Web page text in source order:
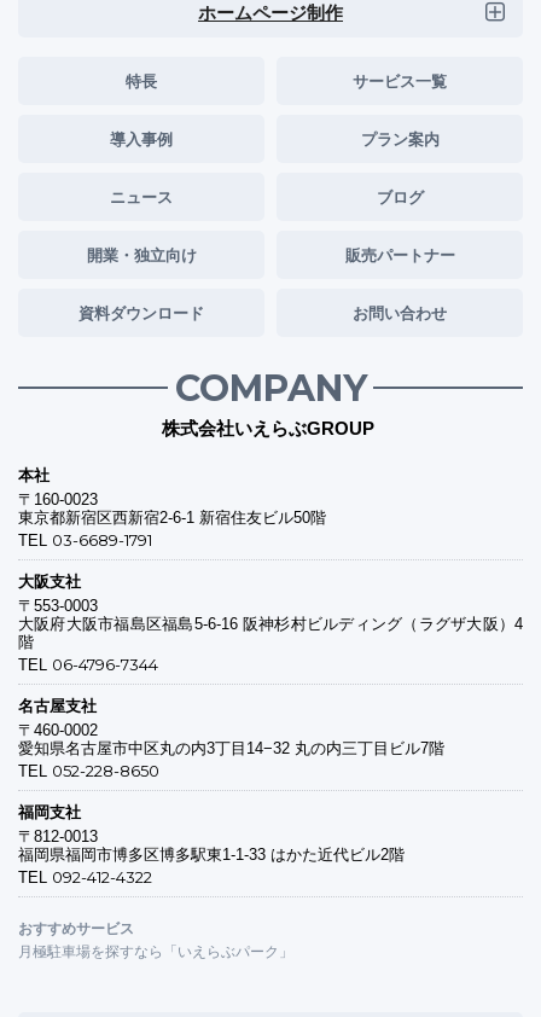
ホームページ制作
特長 サービス一覧
導入事例 プラン案内
ニュース ブログ
開業・独立向け 販売パートナー
資料ダウンロード お問い合わせ
COMPANY
株式会社いえらぶGROUP
本社
〒160-0023
東京都新宿区西新宿2-6-1 新宿住友ビル50階
TEL 03-6689-1791
大阪支社
〒553-0003
大阪府大阪市福島区福島5-6-16 阪神杉村ビルディング（ラグザ大阪）4
階
TEL 06-4796-7344
名古屋支社
〒460-0002
愛知県名古屋市中区丸の内3丁目14−32 丸の内三丁目ビル7階
TEL 052-228-8650
福岡支社
〒812-0013
福岡県福岡市博多区博多駅東1-1-33 はかた近代ビル2階
TEL 092-412-4322
おすすめサービス
月極駐車場を探すなら「いえらぶパーク」